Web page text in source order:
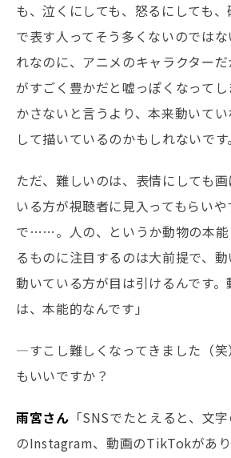
も、泣くにしても、怒るにしても
で表す人ってそう多くないのでは
れなのに、アニメのキャラクター
がすごく豊かだと嘘っぽくなって
かさないと言うより、本来動いて
して描いているのかもしれないです。
ただ、難しいのは、表情にしても
いる方が視聴者に見入ってもらい
で……。人の、というか動物の本能
るものに注目するのは大前提で、
動いている方が目は引けるんです
は、本能的なんです」
―すこし難しくなってきました（
もいいですか？
雨宮さん 「SNSでたとえると、文
のInstagram、動画のTikTokがあ